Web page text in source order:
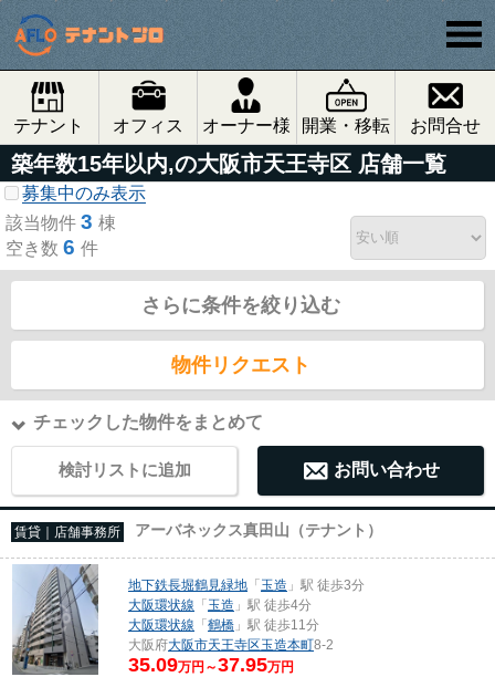
テナント オフィス オーナー様 開業・移転 お問合せ
築年数15年以内,の大阪市天王寺区 店舗一覧
募集中のみ表示
該当物件 3 棟
空き数 6 件
さらに条件を絞り込む
物件リクエスト
チェックした物件をまとめて
検討リストに追加 お問い合わせ
賃貸｜店舗事務所 アーバネックス真田山（テナント）
地下鉄長堀鶴見緑地 「玉造 」駅 徒歩3分
大阪環状線 「玉造 」駅 徒歩4分
大阪環状線 「鶴橋 」駅 徒歩11分
大阪府大阪市天王寺区玉造本町8-2
35.09万円～37.95万円